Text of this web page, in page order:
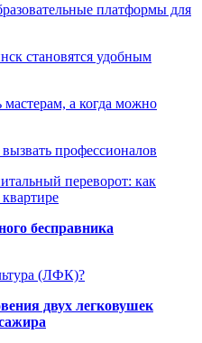
платформы для
становятся удобным
мастерам, а когда можно
профессионалов
переворот: как
бесправника
(ЛФК)?
двух легковушек